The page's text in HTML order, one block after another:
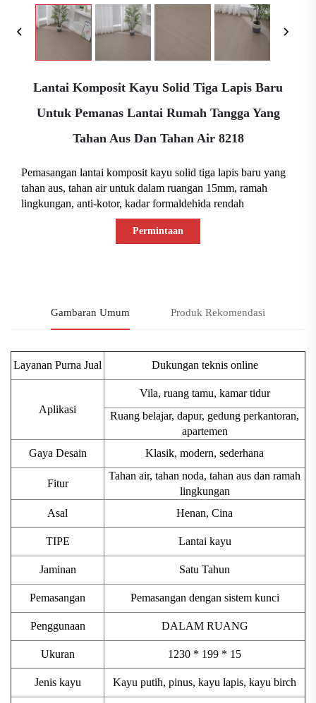
Lantai Komposit Kayu Solid Tiga Lapis Baru
Untuk Pemanas Lantai Rumah Tangga Yang
Tahan Aus Dan Tahan Air 8218
Pemasangan lantai komposit kayu solid tiga lapis baru yang
tahan aus, tahan air untuk dalam ruangan 15mm, ramah
lingkungan, anti-kotor, kadar formaldehida rendah
Permintaan
Gambaran Umum Produk Rekomendasi
Layanan Purna Jual Dukungan teknis online
Aplikasi
Vila, ruang tamu, kamar tidur
Ruang belajar, dapur, gedung perkantoran,
apartemen
Gaya Desain
Klasik, modern, sederhana
Fitur
Tahan air, tahan noda, tahan aus dan ramah
lingkungan
Asal
Henan, Cina
TIPE Lantai kayu
Jaminan Satu Tahun
Pemasangan Pemasangan dengan sistem kunci
Penggunaan DALAM RUANG
Ukuran 1230 * 199 * 15
Jenis kayu Kayu putih, pinus, kayu lapis, kayu birch